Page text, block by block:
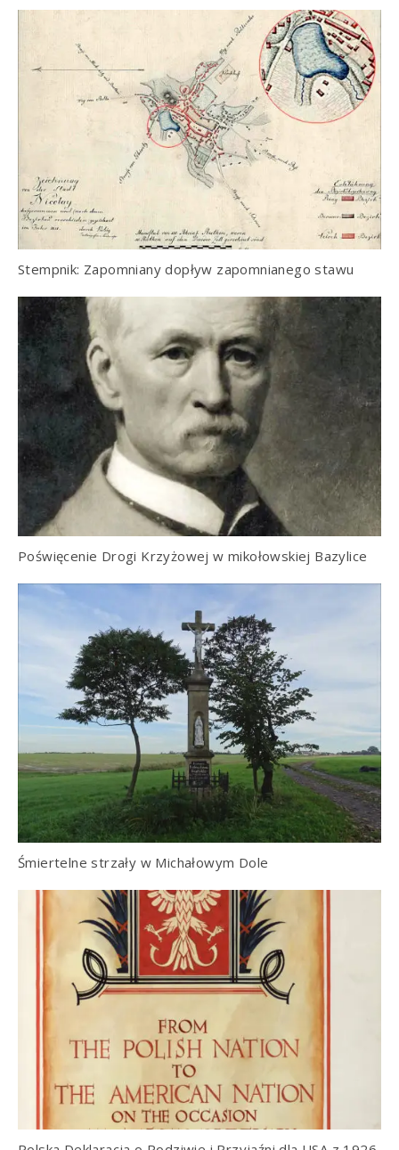
Stempnik: Zapomniany dopływ zapomnianego stawu
Poświęcenie Drogi Krzyżowej w mikołowskiej Bazylice
Śmiertelne strzały w Michałowym Dole